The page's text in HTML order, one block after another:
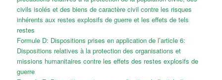
civils isolés et des biens de caractère civil contre les risques
inhérents aux restes explosifs de guerre et les effets de tels
restes
Formule D: Dispositions prises en application de l’article 6:
Dispositions relatives à la protection des organisations et
missions humanitaires contre les effets des restes explosifs de
guerre